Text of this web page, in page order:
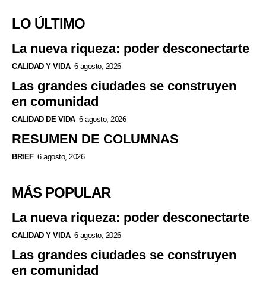
LO ÚLTIMO
La nueva riqueza: poder desconectarte
CALIDAD Y VIDA 6 agosto, 2026
Las grandes ciudades se construyen
en comunidad
CALIDAD DE VIDA 6 agosto, 2026
RESUMEN DE COLUMNAS
BRIEF 6 agosto, 2026
MÁS POPULAR
La nueva riqueza: poder desconectarte
CALIDAD Y VIDA 6 agosto, 2026
Las grandes ciudades se construyen
en comunidad